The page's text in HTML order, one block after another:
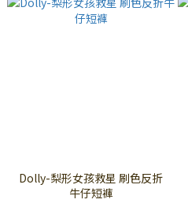
Dolly-梨形女孩救星 刷色反折
牛仔短褲